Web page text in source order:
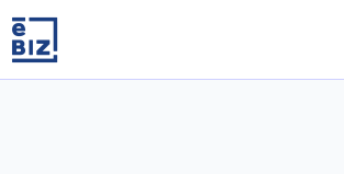
content